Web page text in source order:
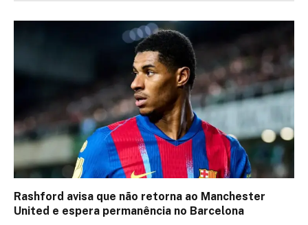
Rashford avisa que não retorna ao Manchester
United e espera permanência no Barcelona